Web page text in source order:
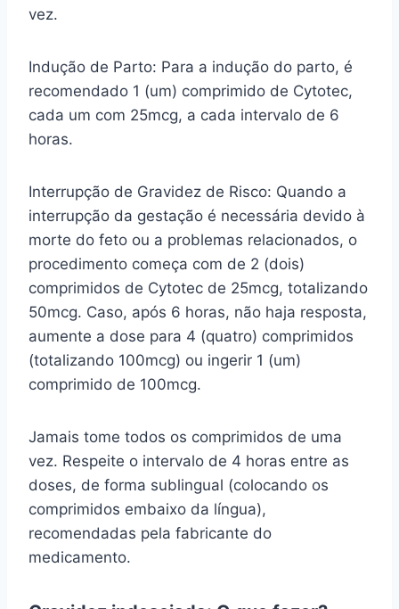
vez.
Indução de Parto: Para a indução do parto, é
recomendado 1 (um) comprimido de Cytotec,
cada um com 25mcg, a cada intervalo de 6
horas.
Interrupção de Gravidez de Risco: Quando a
interrupção da gestação é necessária devido à
morte do feto ou a problemas relacionados, o
procedimento começa com de 2 (dois)
comprimidos de Cytotec de 25mcg, totalizando
50mcg. Caso, após 6 horas, não haja resposta,
aumente a dose para 4 (quatro) comprimidos
(totalizando 100mcg) ou ingerir 1 (um)
comprimido de 100mcg.
Jamais tome todos os comprimidos de uma
vez. Respeite o intervalo de 4 horas entre as
doses, de forma sublingual (colocando os
comprimidos embaixo da língua),
recomendadas pela fabricante do
medicamento.